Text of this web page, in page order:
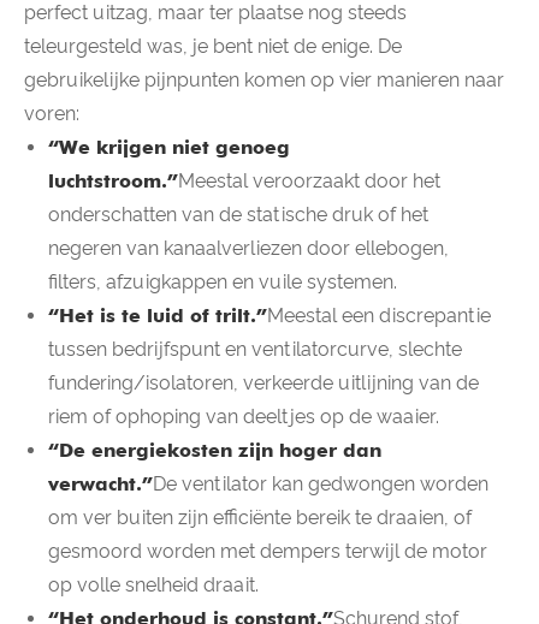
perfect uitzag, maar ter plaatse nog steeds
teleurgesteld was, je bent niet de enige. De
gebruikelijke pijnpunten komen op vier manieren naar
voren:
“We krijgen niet genoeg
luchtstroom.”Meestal veroorzaakt door het
onderschatten van de statische druk of het
negeren van kanaalverliezen door ellebogen,
filters, afzuigkappen en vuile systemen.
“Het is te luid of trilt.”Meestal een discrepantie
tussen bedrijfspunt en ventilatorcurve, slechte
fundering/isolatoren, verkeerde uitlijning van de
riem of ophoping van deeltjes op de waaier.
“De energiekosten zijn hoger dan
verwacht.”De ventilator kan gedwongen worden
om ver buiten zijn efficiënte bereik te draaien, of
gesmoord worden met dempers terwijl de motor
op volle snelheid draait.
“Het onderhoud is constant.”Schurend stof,